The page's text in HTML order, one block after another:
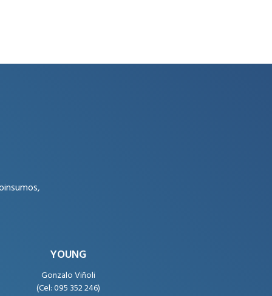
YOUNG
Gonzalo Viñoli
(Cel: 095 352 246)